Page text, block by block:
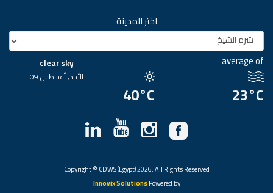
اختر المدينة
average of
23°C
40°C
clear sky
الأحد, أغسطس 09
Copyright © CDWS (Egypt) 2026. All Rights Reserved
Powered by
Innovix Solutions